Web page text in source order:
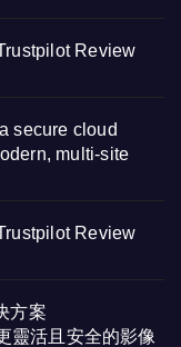
Review
secure cloud
multi-site
Review
方案
靈活且安全的影像